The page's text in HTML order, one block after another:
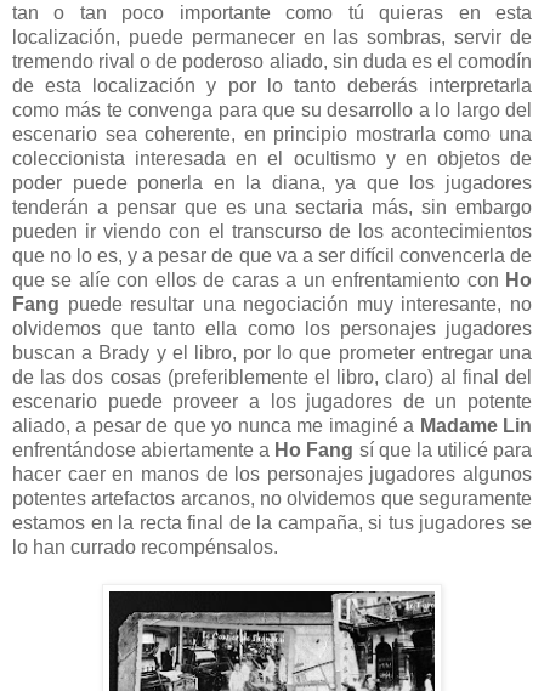
tan o tan poco importante como tú quieras en esta
localización, puede permanecer en las sombras, servir de
tremendo rival o de poderoso aliado, sin duda es el comodín
de esta localización y por lo tanto deberás interpretarla
como más te convenga para que su desarrollo a lo largo del
escenario sea coherente, en principio mostrarla como una
coleccionista interesada en el ocultismo y en objetos de
poder puede ponerla en la diana, ya que los jugadores
tenderán a pensar que es una sectaria más, sin embargo
pueden ir viendo con el transcurso de los acontecimientos
que no lo es, y a pesar de que va a ser difícil convencerla de
que se alíe con ellos de caras a un enfrentamiento con Ho
Fang puede resultar una negociación muy interesante, no
olvidemos que tanto ella como los personajes jugadores
buscan a Brady y el libro, por lo que prometer entregar una
de las dos cosas (preferiblemente el libro, claro) al final del
escenario puede proveer a los jugadores de un potente
aliado, a pesar de que yo nunca me imaginé a Madame Lin
enfrentándose abiertamente a Ho Fang sí que la utilicé para
hacer caer en manos de los personajes jugadores algunos
potentes artefactos arcanos, no olvidemos que seguramente
estamos en la recta final de la campaña, si tus jugadores se
lo han currado recompénsalos.